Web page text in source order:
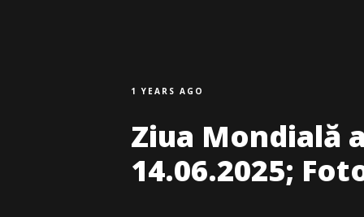
1 YEARS AGO
Ziua Mondială
14.06.2025;